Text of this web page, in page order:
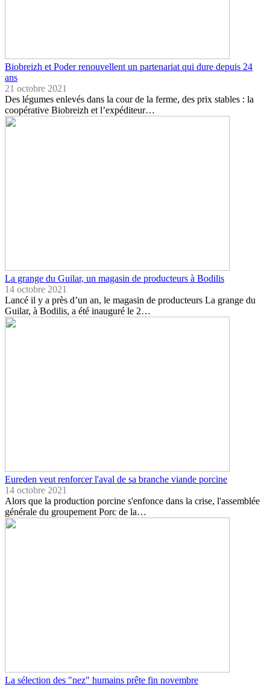
Biobreizh et Poder renouvellent un partenariat qui dure depuis 24
ans
21 octobre 2021
Des légumes enlevés dans la cour de la ferme, des prix stables : la
coopérative Biobreizh et l’expéditeur…
La grange du Guilar, un magasin de producteurs à Bodilis
14 octobre 2021
Lancé il y a près d’un an, le magasin de producteurs La grange du
Guilar, à Bodilis, a été inauguré le 2…
Eureden veut renforcer l'aval de sa branche viande porcine
14 octobre 2021
Alors que la production porcine s'enfonce dans la crise, l'assemblée
générale du groupement Porc de la…
La sélection des "nez" humains prête fin novembre